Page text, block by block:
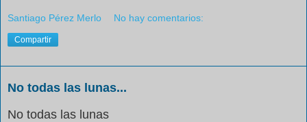
Santiago Pérez Merlo No hay comentarios:
Compartir
No todas las lunas...
No todas las lunas